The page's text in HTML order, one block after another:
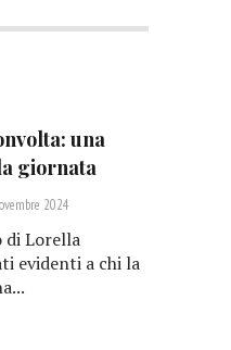
una
giornata
2024
di Lorella
evidenti a chi la